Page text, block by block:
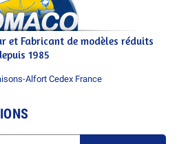
et Fabricant de modèles réduits
1985
Alfort Cedex France